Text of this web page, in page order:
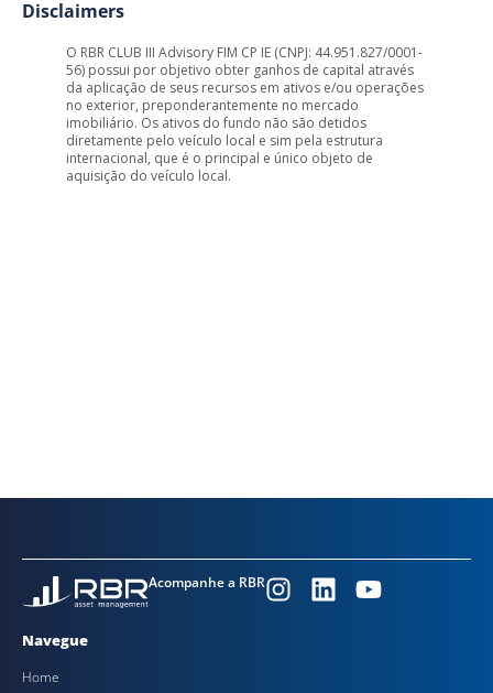
Disclaimers
O RBR CLUB III Advisory FIM CP IE (CNPJ: 44.951.827/0001-
56) possui por objetivo obter ganhos de capital através
da aplicação de seus recursos em ativos e/ou operações
no exterior, preponderantemente no mercado
imobiliário. Os ativos do fundo não são detidos
diretamente pelo veículo local e sim pela estrutura
internacional, que é o principal e único objeto de
aquisição do veículo local.
Acompanhe a RBR
Navegue
Home